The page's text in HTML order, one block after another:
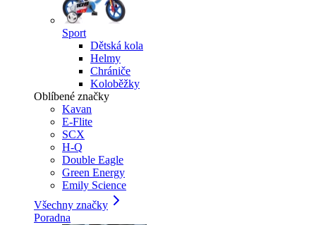
Sport
Dětská kola
Helmy
Chrániče
Koloběžky
Oblíbené značky
Kavan
E-Flite
SCX
H-Q
Double Eagle
Green Energy
Emily Science
Všechny značky
Poradna